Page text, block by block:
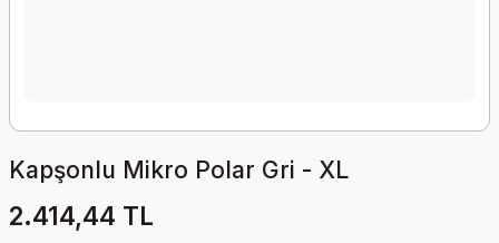
Kapşonlu Mikro Polar Gri - XL
2.414,44 TL